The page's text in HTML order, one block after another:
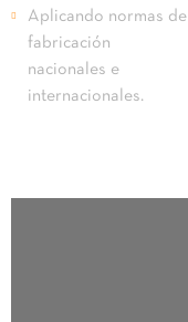
Aplicando normas de
fabricación
nacionales e
internacionales.